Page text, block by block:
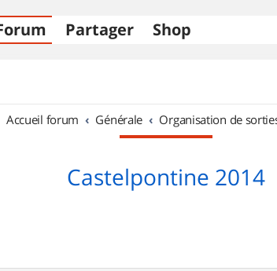
Partager Shop
Accueil forum Générale Organisation de
Castelpontine 2014